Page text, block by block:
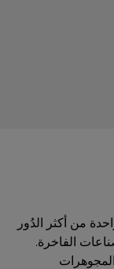
كواحدة من أكثر الدُور
الفاخرة.
المجوهرات